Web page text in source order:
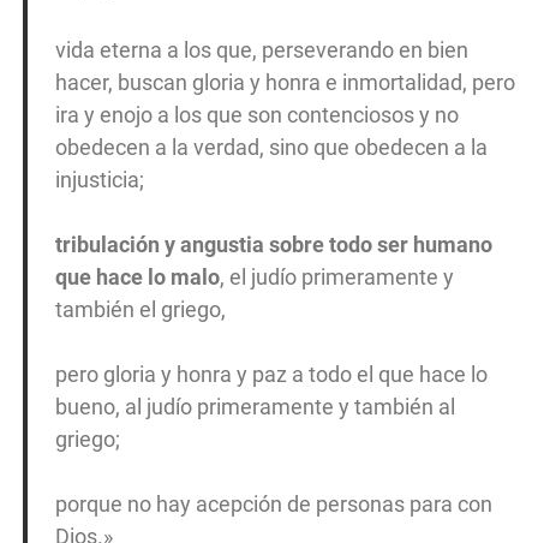
vida eterna a los que, perseverando en bien
hacer, buscan gloria y honra e inmortalidad, pero
ira y enojo a los que son contenciosos y no
obedecen a la verdad, sino que obedecen a la
injusticia;
tribulación y angustia sobre todo ser humano
que hace lo malo, el judío primeramente y
también el griego,
pero gloria y honra y paz a todo el que hace lo
bueno, al judío primeramente y también al
griego;
porque no hay acepción de personas para con
Dios.»